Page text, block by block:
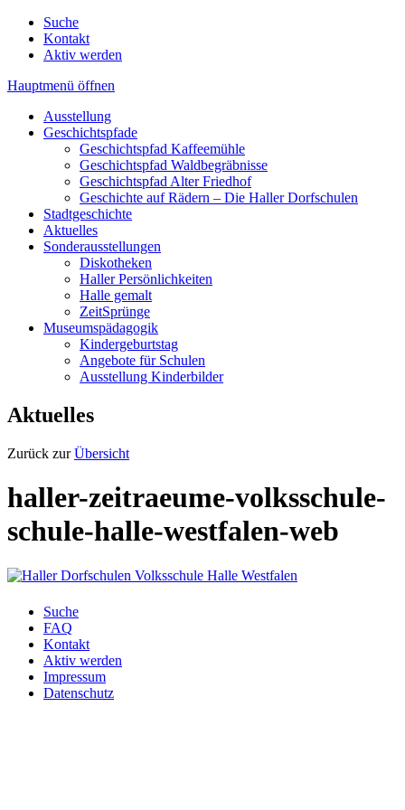
Suche
Kontakt
Aktiv werden
Hauptmenü öffnen
Ausstellung
Geschichtspfade
Geschichtspfad Kaffeemühle
Geschichtspfad Waldbegräbnisse
Geschichtspfad Alter Friedhof
Geschichte auf Rädern – Die Haller Dorfschulen
Stadtgeschichte
Aktuelles
Sonderausstellungen
Diskotheken
Haller Persönlichkeiten
Halle gemalt
ZeitSprünge
Museumspädagogik
Kindergeburtstag
Angebote für Schulen
Ausstellung Kinderbilder
Aktuelles
Zurück zurÜbersicht
haller-zeitraeume-volksschule-
schule-halle-westfalen-web
Suche
FAQ
Kontakt
Aktiv werden
Impressum
Datenschutz